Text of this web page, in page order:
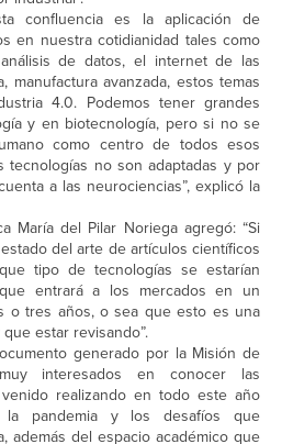
confluencia es la aplicación de
en nuestra cotidianidad tales como
de datos, el internet de las
manufactura avanzada, estos temas
4.0. Podemos tener grandes
y en biotecnología, pero si no se
como centro de todos esos
tecnologías no son adaptadas y por
a las neurociencias”, explicó la
María del Pilar Noriega agregó: “Si
del arte de artículos científicos
tipo de tecnologías se estarían
entrará a los mercados en un
o tres años, o sea que esto es una
estar revisando”.
generado por la Misión de
interesados en conocer las
realizando en todo este año
pandemia y los desafíos que
además del espacio académico que